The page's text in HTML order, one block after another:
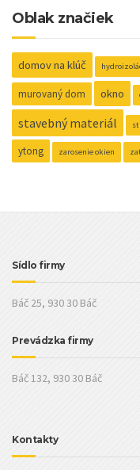
Oblak značiek
domov na klúč
murovaný dom okno
stavebný materiál
ytong zarosenie okien
Sídlo firmy
Báč 25, 930 30 Báč
Prevádzka firmy
Báč 132, 930 30 Báč
Kontakty